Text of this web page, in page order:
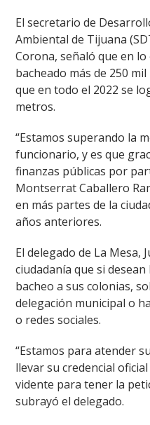
El secretario de
Ambiental de Tijuana
Corona, señaló que en
bacheado más de 250
que en todo el 2022 se
metros.
“Estamos superando la
funcionario, y es que
finanzas públicas por
Montserrat Caballero
en más partes de la
años anteriores.
El delegado de La Mesa,
ciudadanía que si
bacheo a sus colonias,
delegación municipal o
o redes sociales.
“Estamos para atender
llevar su credencial
vidente para tener la
subrayó el delegado.